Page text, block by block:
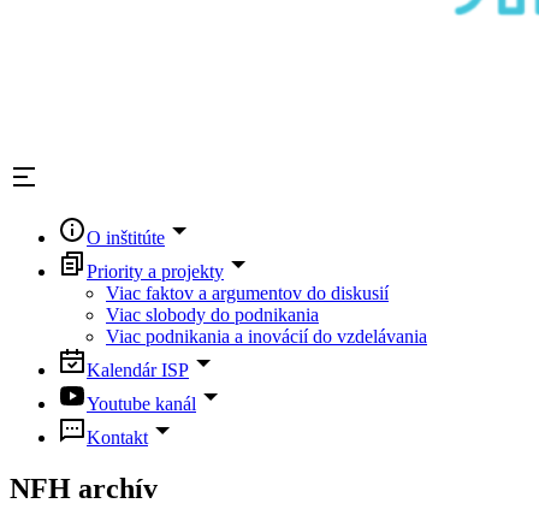
O inštitúte
Priority a projekty
Viac faktov a argumentov do diskusií
Viac slobody do podnikania
Viac podnikania a inovácií do vzdelávania
Kalendár ISP
Youtube kanál
Kontakt
NFH archív